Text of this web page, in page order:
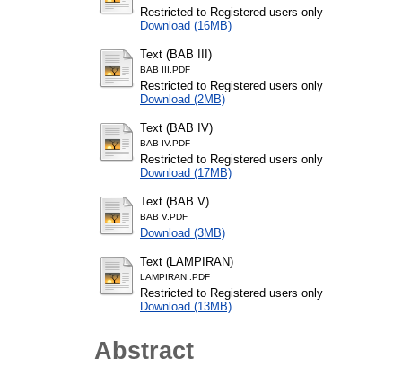
Restricted to Registered users only
Download (16MB)
Text (BAB III)
BAB III.PDF
Restricted to Registered users only
Download (2MB)
Text (BAB IV)
BAB IV.PDF
Restricted to Registered users only
Download (17MB)
Text (BAB V)
BAB V.PDF
Download (3MB)
Text (LAMPIRAN)
LAMPIRAN .PDF
Restricted to Registered users only
Download (13MB)
Abstract